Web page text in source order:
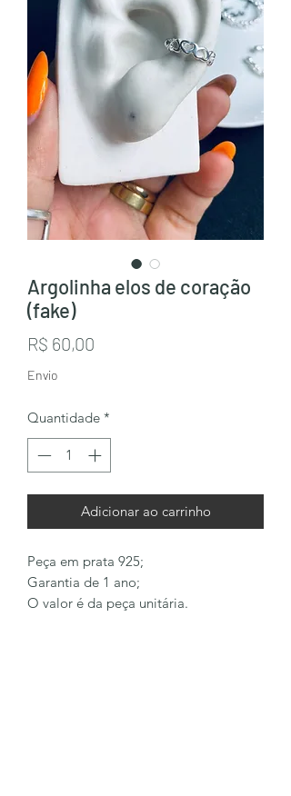
Argolinha elos de coração
(fake)
R$ 60,00
Envio
Quantidade *
Adicionar ao carrinho
Peça em prata 925;
Garantia de 1 ano;
O valor é da peça unitária.